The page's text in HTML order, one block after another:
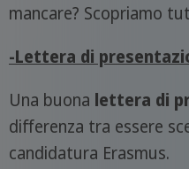
mancare? Scopriamo
-Lettera di
Una buona lettera di
differenza tra essere
candidatura Erasmus.